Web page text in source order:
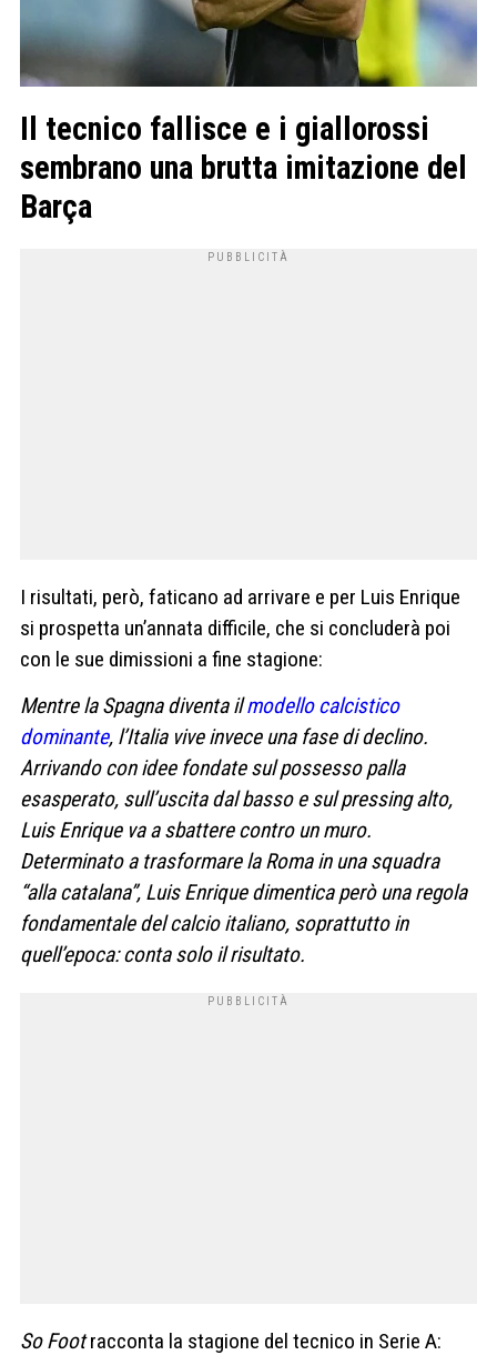
Il tecnico fallisce e i giallorossi
sembrano una brutta imitazione del
Barça
I risultati, però, faticano ad arrivare e per Luis Enrique
si prospetta un’annata difficile, che si concluderà poi
con le sue dimissioni a fine stagione:
Mentre la Spagna diventa ilmodello calcistico
dominante, l’Italia vive invece una fase di declino.
Arrivando con idee fondate sul possesso palla
esasperato, sull’uscita dal basso e sul pressing alto,
Luis Enrique va a sbattere contro un muro.
Determinato a trasformare la Roma in una squadra
“alla catalana”, Luis Enrique dimentica però una regola
fondamentale del calcio italiano, soprattutto in
quell’epoca: conta solo il risultato.
So Footracconta la stagione del tecnico in Serie A: